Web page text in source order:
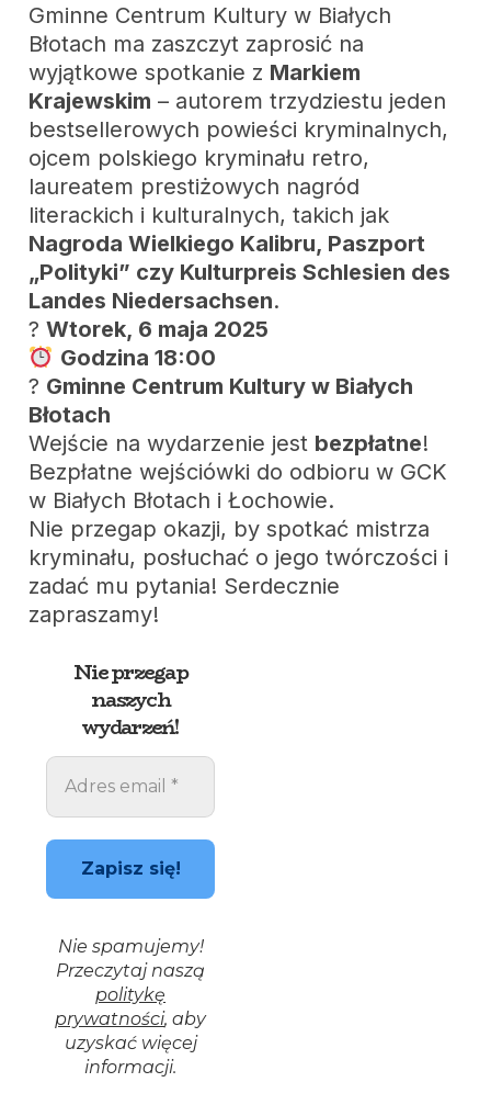
Gminne Centrum Kultury w Białych
Błotach ma zaszczyt zaprosić na
wyjątkowe spotkanie z Markiem
Krajewskim – autorem trzydziestu jeden
bestsellerowych powieści kryminalnych,
ojcem polskiego kryminału retro,
laureatem prestiżowych nagród
literackich i kulturalnych, takich jak
Nagroda Wielkiego Kalibru, Paszport
„Polityki” czy Kulturpreis Schlesien des
Landes Niedersachsen.
?Wtorek, 6 maja 2025
Godzina 18:00
? Gminne Centrum Kultury w Białych
Błotach
Wejście na wydarzenie jest bezpłatne!
Bezpłatne wejściówki do odbioru w GCK
w Białych Błotach i Łochowie.
Nie przegap okazji, by spotkać mistrza
kryminału, posłuchać o jego twórczości i
zadać mu pytania! Serdecznie
zapraszamy!
Nie przegap
naszych
wydarzeń!
Nie spamujemy!
Przeczytaj naszą
politykę
prywatności, aby
uzyskać więcej
informacji.